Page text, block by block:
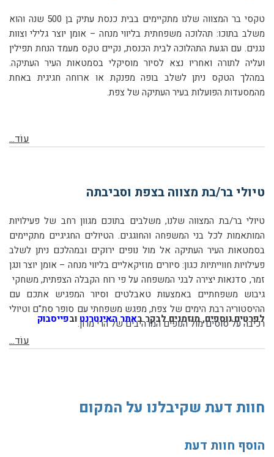
טקסי בר המצווה שלנו מתקיימים בבית כנסת עתיק בן 500 שנה והוא
משלב בתוכו: תהלוכה משפחתית בליווי מנחה – אומן יוצר גלילי וצוות
נגנים. עם הגעת התהלוכה לבית הכנסת, נקיים טקס מעמד הנחת תפילין
ועליה לתורה ואחריו נצא לסיור מוסיקלי בסמטאות העיר העתיקה.
במהלך הטקס ניתן לשלב בופה מפנקת או ארוחה חגיגית באחת
מהמסעדות הפועלות בעיר העתיקה של צפת.
עוֹד...
טיולי בר/בת מצווה בצפת וסביבתה
טיולי בר/בת המצווה שלנו, משלבים בתוכם מגוון רחב של פעילויות
המותאמות לכל בני המשפחה והחוגגים. הטיולים החגיגיים מתקיימים
בסמטאות העיר העתיקה אל מול נופים ירוקים ובמהלכם ניתן לשלב
פעילויות חווייתיות כגון: סיורים מוזיקאליים בליווי מנחה – אומן יוצר ונגן
זמר, סדנאות יצירה לבני המשפחה על פי רוח הקבלה הצפתית, משחקי
גיבוש משפחתיים באמצעות טאבלטים וסיור המפגיש אתכם עם
ההיסטוריה רבת הימים של צפת, מפגש משפחתי עם סופר סת"ם וטיולי
רכיבה על סוסים מול הנופים המרהיבים של הרי מרון.
לפרטים נוספים, מוזמנים לבקר באתר האינטרנטובפייסבוק
עוֹד...
חוות דעת שקיבלנו על המקום
הוסף חוות דעת